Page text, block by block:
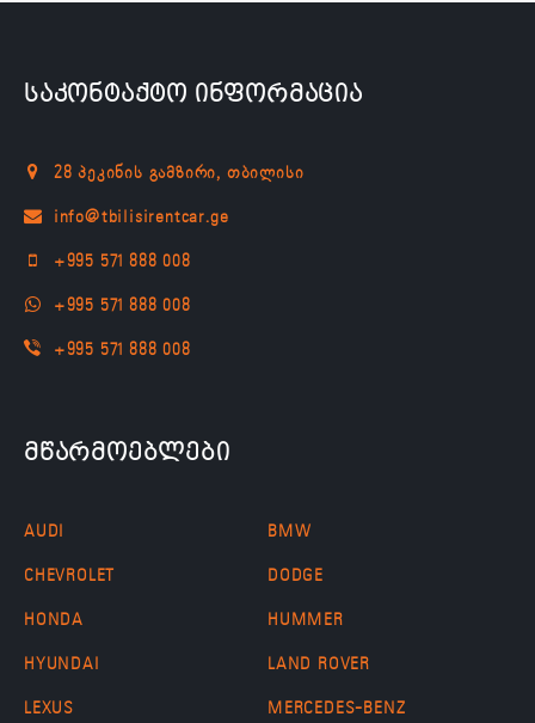
საკონტაქტო ინფორმაცია
28 პეკინის გამზირი, თბილისი
+995 571 888 008
+995 571 888 008
+995 571 888 008
მწარმოებლები
AUDI BMW
CHEVROLET DODGE
HONDA HUMMER
HYUNDAI LAND ROVER
LEXUS MERCEDES-BENZ